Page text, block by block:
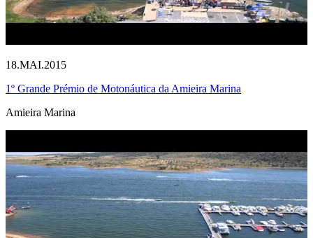
18.MAI.2015
1º Grande Prémio de Motonáutica da Amieira Marina
Amieira Marina